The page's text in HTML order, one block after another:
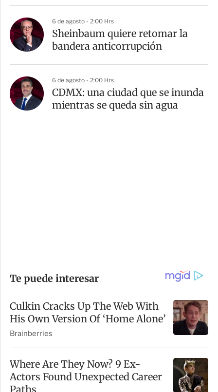
6 de agosto - 2:00 Hrs
Sheinbaum quiere retomar la
bandera anticorrupción
6 de agosto - 2:00 Hrs
CDMX: una ciudad que se inunda
mientras se queda sin agua